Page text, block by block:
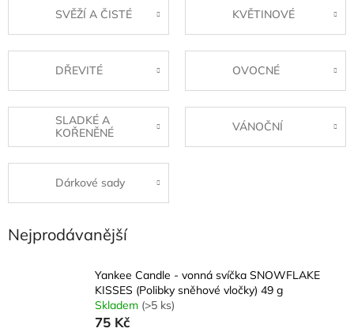
SVĚŽÍ A ČISTÉ KVĚTINOVÉ
DŘEVITÉ OVOCNÉ
SLADKÉ A
KOŘENĚNÉ
VÁNOČNÍ
Dárkové sady
Nejprodávanější
Yankee Candle - vonná svíčka SNOWFLAKE
KISSES (Polibky sněhové vločky) 49 g
Skladem (>5 ks)
75 Kč